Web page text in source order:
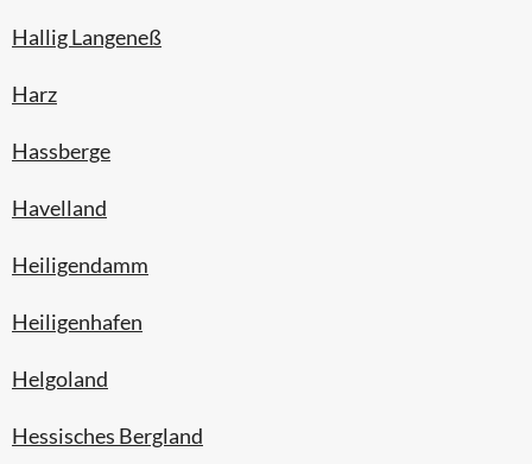
Hallig Langeneß
Harz
Hassberge
Havelland
Heiligendamm
Heiligenhafen
Helgoland
Hessisches Bergland